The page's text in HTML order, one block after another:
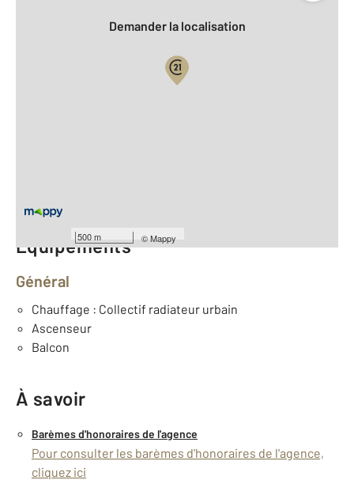
500 m ©Mappy
Demander la localisation
Équipements
Général
Chauffage : Collectif radiateur urbain
Ascenseur
Balcon
À savoir
Barèmes d'honoraires de l'agence
Pour consulter les barèmes d'honoraires de l'agence,
cliquez ici